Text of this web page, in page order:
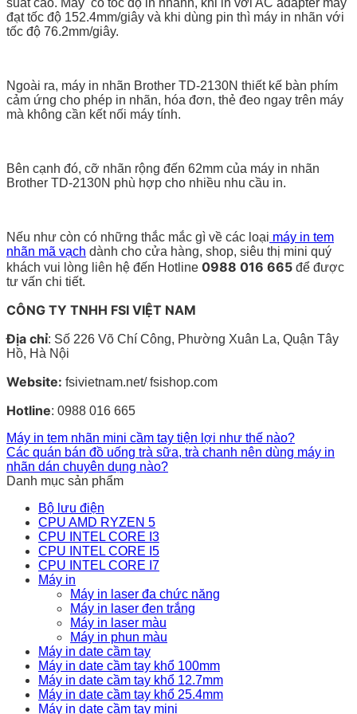
đạt tốc độ 152.4mm/giây và khi dùng pin thì máy in nhãn với
tốc độ 76.2mm/giây.
Ngoài ra, máy in nhãn Brother TD-2130N thiết kế bàn phím
cảm ứng cho phép in nhãn, hóa đơn, thẻ đeo ngay trên máy
mà không cần kết nối máy tính.
Bên cạnh đó, cỡ nhãn rộng đến 62mm của máy in nhãn
Brother TD-2130N phù hợp cho nhiều nhu cầu in.
Nếu như còn có những thắc mắc gì về các loại máy in tem
nhãn mã vạch dành cho cửa hàng, shop, siêu thị mini quý
khách vui lòng liên hệ đến Hotline 0988 016 665 để được
tư vấn chi tiết.
CÔNG TY TNHH FSI VIỆT NAM
Địa chỉ: Số 226 Võ Chí Công, Phường Xuân La, Quận Tây
Hồ, Hà Nội
Website: fsivietnam.net/ fsishop.com
Hotline: 0988 016 665
Máy in tem nhãn mini cầm tay tiện lợi như thế nào?
Các quán bán đồ uống trà sữa, trà chanh nên dùng máy in
nhãn dán chuyên dụng nào?
Danh mục sản phẩm
Bộ lưu điện
CPU AMD RYZEN 5
CPU INTEL CORE I3
CPU INTEL CORE I5
CPU INTEL CORE I7
Máy in
Máy in laser đa chức năng
Máy in laser đen trắng
Máy in laser màu
Máy in phun màu
Máy in date cầm tay
Máy in date cầm tay khổ 100mm
Máy in date cầm tay khổ 12.7mm
Máy in date cầm tay khổ 25.4mm
Máy in date cầm tay mini